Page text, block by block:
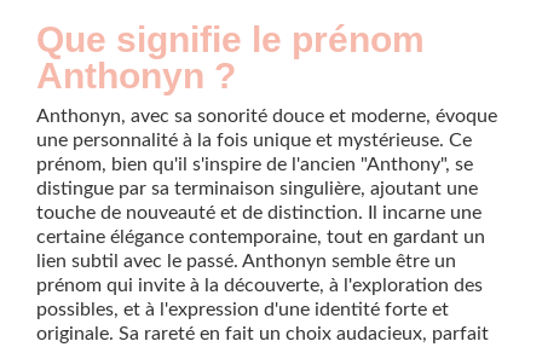
Que signifie le prénom
Anthonyn ?
Anthonyn, avec sa sonorité douce et moderne, évoque
une personnalité à la fois unique et mystérieuse. Ce
prénom, bien qu'il s'inspire de l'ancien "Anthony", se
distingue par sa terminaison singulière, ajoutant une
touche de nouveauté et de distinction. Il incarne une
certaine élégance contemporaine, tout en gardant un
lien subtil avec le passé. Anthonyn semble être un
prénom qui invite à la découverte, à l'exploration des
possibles, et à l'expression d'une identité forte et
originale. Sa rareté en fait un choix audacieux, parfait